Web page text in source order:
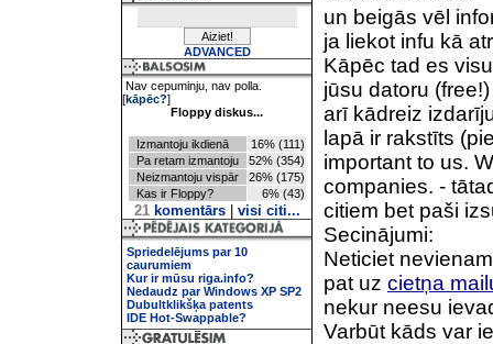
ADVANCED
Nav cepuminju, nav polla.
[kāpēc?]
Floppy diskus...
Izmantoju ikdienā
16% (111)
Pa retam izmantoju
52% (354)
Neizmantoju vispār
26% (175)
Kas ir Floppy?
6% (43)
21komentārs| visi citi...
Spriedelējums par 10
caurumiem
Kur ir mūsu riga.info?
Nedaudz par Windows XP SP2
Dubultklikšķa patents
IDE Hot-Swappable?
un beigās vēl
ja liekot infu kā
Kāpēc tad es
jūsu datoru
arī kādreiz
lapā ir rakstīts
important to us.
companies. -
citiem bet paši
Secinājumi:
Neticiet
pat uz cietņa
nekur neesu
Varbūt kāds var